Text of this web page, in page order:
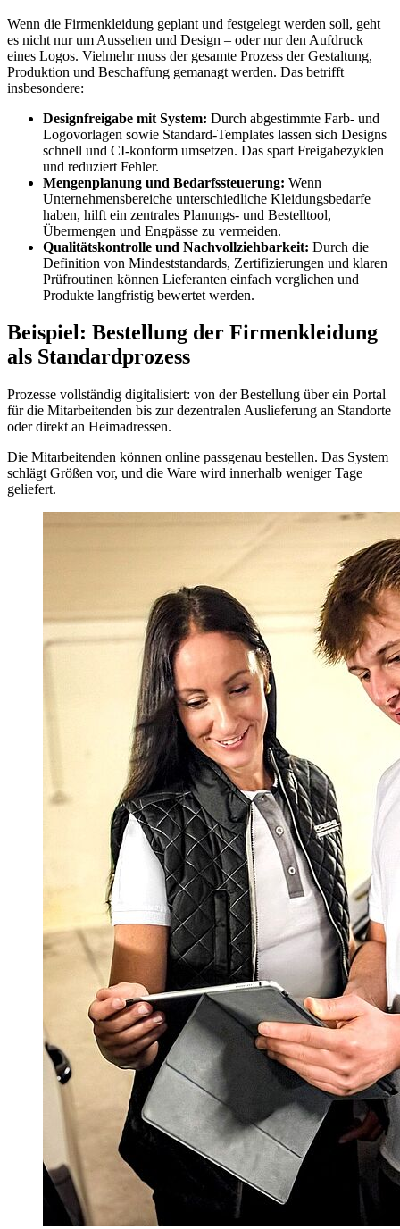
Wenn die Firmenkleidung geplant und festgelegt werden soll, geht
es nicht nur um Aussehen und Design – oder nur den Aufdruck
eines Logos. Vielmehr muss der gesamte Prozess der Gestaltung,
Produktion und Beschaffung gemanagt werden. Das betrifft
insbesondere:
Designfreigabe mit System: Durch abgestimmte Farb- und
Logovorlagen sowie Standard-Templates lassen sich Designs
schnell und CI-konform umsetzen. Das spart Freigabezyklen
und reduziert Fehler.
Mengenplanung und Bedarfssteuerung: Wenn
Unternehmensbereiche unterschiedliche Kleidungsbedarfe
haben, hilft ein zentrales Planungs- und Bestelltool,
Übermengen und Engpässe zu vermeiden.
Qualitätskontrolle und Nachvollziehbarkeit: Durch die
Definition von Mindeststandards, Zertifizierungen und klaren
Prüfroutinen können Lieferanten einfach verglichen und
Produkte langfristig bewertet werden.
Beispiel: Bestellung der Firmenkleidung
als Standardprozess
Prozesse vollständig digitalisiert: von der Bestellung über ein Portal
für die Mitarbeitenden bis zur dezentralen Auslieferung an Standorte
oder direkt an Heimadressen.
Die Mitarbeitenden können online passgenau bestellen. Das System
schlägt Größen vor, und die Ware wird innerhalb weniger Tage
geliefert.